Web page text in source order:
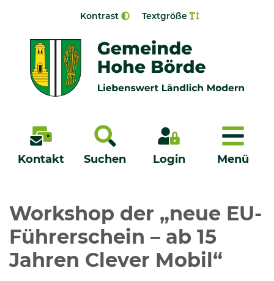
Kontrast Textgröße
Kontakt Suchen Login Menü
Menü
Bürgerservice - Onlinedienste
Neuigkeiten
Workshop der „neue EU-
Führerschein – ab 15
Jahren Clever Mobil“